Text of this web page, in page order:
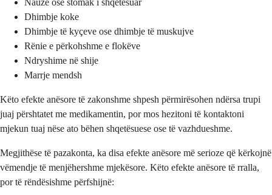
Nauze ose stomak i shqetësuar
Dhimbje koke
Dhimbje të kyçeve ose dhimbje të muskujve
Rënie e përkohshme e flokëve
Ndryshime në shije
Marrje mendsh
Këto efekte anësore të zakonshme shpesh përmirësohen ndërsa trupi
juaj përshtatet me medikamentin, por mos hezitoni të kontaktoni
mjekun tuaj nëse ato bëhen shqetësuese ose të vazhdueshme.
Megjithëse të pazakonta, ka disa efekte anësore më serioze që kërkojnë
vëmendje të menjëhershme mjekësore. Këto efekte anësore të rralla,
por të rëndësishme përfshijnë: